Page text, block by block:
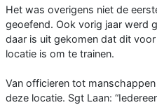
Het was overigens niet de
geoefend. Ook vorig jaar werd
daar is uit gekomen dat dit
locatie is om te trainen.
Van officieren tot
deze locatie. Sgt Laan: